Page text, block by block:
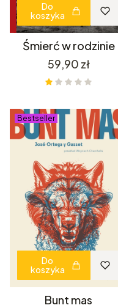
Do
koszyka
Śmierć w rodzinie
Cena
59,90 zł
Bestseller
Do
koszyka
Bunt mas